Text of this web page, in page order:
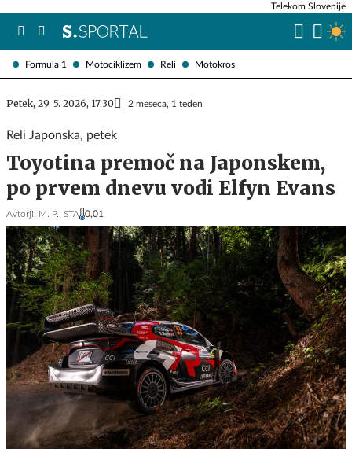
Formula 1 Motociklizem Reli Motokros
Telekom Slovenije
Petek, 29. 5. 2026, 17.30 2 meseca, 1 teden
Reli Japonska, petek
Toyotina premoč na Japonskem,
po prvem dnevu vodi Elfyn Evans
Avtorji: M. P., STA 0,01